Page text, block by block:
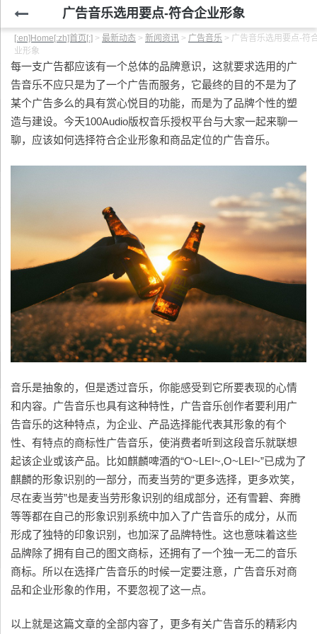
广告音乐选用要点-符合企业形象
[:en]Home[:zh]首页[:] > 最新动态 > 新闻资讯 > 广告音乐 > 广告音乐选用要点-符
业形象
每一支广告都应该有一个总体的品牌意识，这就要求选用的广
告音乐不应只是为了一个广告而服务，它最终的目的不是为了
某个广告多么的具有赏心悦目的功能，而是为了品牌个性的塑
造与建设。今天100Audio版权音乐授权平台与大家一起来聊一
聊，应该如何选择符合企业形象和商品定位的广告音乐。
音乐是抽象的，但是透过音乐，你能感受到它所要表现的心情
和内容。广告音乐也具有这种特性，广告音乐创作者要利用广
告音乐的这种特点，为企业、产品选择能代表其形象的有个
性、有特点的商标性广告音乐，使消费者听到这段音乐就联想
起该企业或该产品。比如麒麟啤酒的“O~LEI~,O~LEI~”已成为了
麒麟的形象识别的一部分，而麦当劳的“更多选择，更多欢笑，
尽在麦当劳”也是麦当劳形象识别的组成部分，还有雪碧、奔腾
等等都在自己的形象识别系统中加入了广告音乐的成分，从而
形成了独特的印象识别，也加深了品牌特性。这也意味着这些
品牌除了拥有自己的图文商标，还拥有了一个独一无二的音乐
商标。所以在选择广告音乐的时候一定要注意，广告音乐对商
品和企业形象的作用，不要忽视了这一点。
以上就是这篇文章的全部内容了，更多有关广告音乐的精彩内